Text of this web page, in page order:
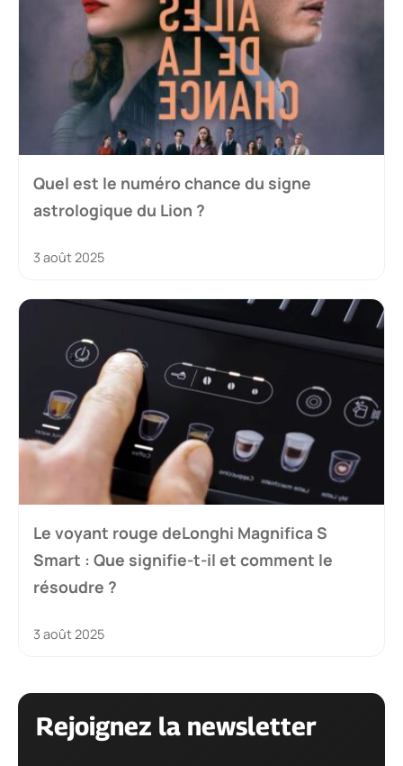
Quel est le numéro chance du signe
astrologique du Lion ?
3 août 2025
Le voyant rouge deLonghi Magnifica S
Smart : Que signifie-t-il et comment le
résoudre ?
3 août 2025
Rejoignez la newsletter